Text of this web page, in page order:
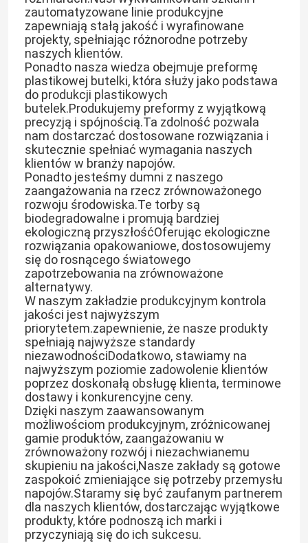
zautomatyzowane linie produkcyjne
zapewniają stałą jakość i wyrafinowane
projekty, spełniając różnorodne potrzeby
naszych klientów.
Ponadto nasza wiedza obejmuje preformę
plastikowej butelki, która służy jako podstawa
do produkcji plastikowych
butelek.Produkujemy preformy z wyjątkową
precyzją i spójnością.Ta zdolność pozwala
nam dostarczać dostosowane rozwiązania i
skutecznie spełniać wymagania naszych
klientów w branży napojów.
Ponadto jesteśmy dumni z naszego
zaangażowania na rzecz zrównoważonego
rozwoju środowiska.Te torby są
biodegradowalne i promują bardziej
ekologiczną przyszłośćOferując ekologiczne
rozwiązania opakowaniowe, dostosowujemy
się do rosnącego światowego
zapotrzebowania na zrównoważone
alternatywy.
W naszym zakładzie produkcyjnym kontrola
jakości jest najwyższym
priorytetem.zapewnienie, że nasze produkty
spełniają najwyższe standardy
niezawodnościDodatkowo, stawiamy na
najwyższym poziomie zadowolenie klientów
poprzez doskonałą obsługę klienta, terminowe
dostawy i konkurencyjne ceny.
Dzięki naszym zaawansowanym
możliwościom produkcyjnym, zróżnicowanej
gamie produktów, zaangażowaniu w
zrównoważony rozwój i niezachwianemu
skupieniu na jakości,Nasze zakłady są gotowe
zaspokoić zmieniające się potrzeby przemysłu
napojów.Staramy się być zaufanym partnerem
dla naszych klientów, dostarczając wyjątkowe
produkty, które podnoszą ich marki i
przyczyniają się do ich sukcesu.